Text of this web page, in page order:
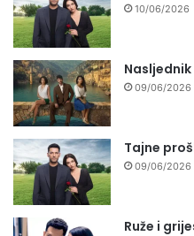
10/06/2026
09/06/2026
Tajne
09/06/2026
Ruže i